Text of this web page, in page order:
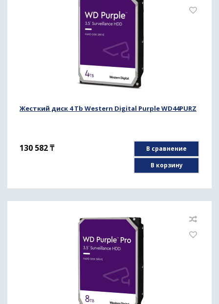
Жесткий диск 4 Tb Western Digital Purple WD44PURZ
130 582₸
В сравнение
В корзину